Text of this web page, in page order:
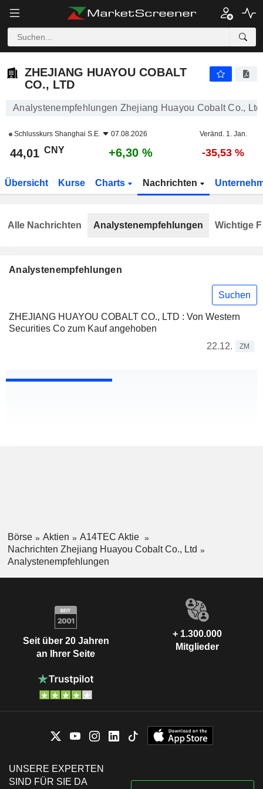
ZHEJIANG HUAYOU COBALT
CO., LTD
Analystenempfehlungen Zhejiang Huayou Cobalt Co., Ltd
Schlusskurs Shanghai S.E. 07.08.2026 Veränd. 1. Jan.
44,01 CNY +6,30 % -35,53 %
Übersicht Kurse Charts Nachrichten
Analystenempfehlungen
Suchen
ZHEJIANG HUAYOU COBALT CO., LTD : Von Western
Securities Co zum Kauf angehoben
22.12.
ZM
Alle Nachrichten Analystenempfehlungen Wichtige
Börse Aktien
A14TEC Aktie
Nachrichten Zhejiang Huayou Cobalt Co., Ltd
Analystenempfehlungen
Seit über 20 Jahren
an Ihrer Seite
+ 1.300.000
Mitglieder
UNSERE EXPERTEN
SIND FÜR SIE DA